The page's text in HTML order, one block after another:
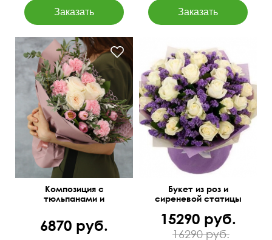
Зелень: бруния, листья
питтоспорума
Композиция с
тюльпанами и
6870 руб.
50 см 45 см
Букет из роз и
сиреневой статицы
15290 руб.
16290 руб.